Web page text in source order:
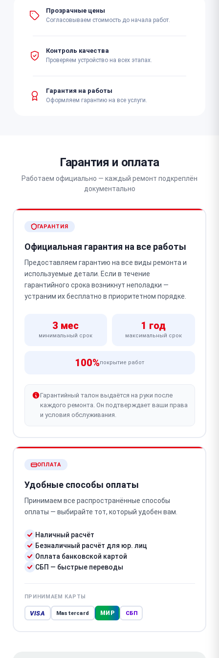
Прозрачные цены
Согласовываем стоимость до начала работ.
Контроль качества
Проверяем устройство на всех этапах.
Гарантия на работы
Оформляем гарантию на все услуги.
Гарантия и оплата
Работаем официально — каждый ремонт подкреплён
документально
ГАРАНТИЯ
Официальная гарантия на все работы
Предоставляем гарантию на все виды ремонта и
используемые детали. Если в течение
гарантийного срока возникнут неполадки —
устраним их бесплатно в приоритетном порядке.
3 мес
минимальный срок
1 год
максимальный срок
100%покрытие работ
Гарантийный талон выдаётся на руки после
каждого ремонта. Он подтверждает ваши права
и условия обслуживания.
ОПЛАТА
Удобные способы оплаты
Принимаем все распространённые способы
оплаты — выбирайте тот, который удобен вам.
Наличный расчёт
Безналичный расчёт для юр. лиц
Оплата банковской картой
СБП — быстрые переводы
ПРИНИМАЕМ КАРТЫ
VISA Mastercard МИР СБП